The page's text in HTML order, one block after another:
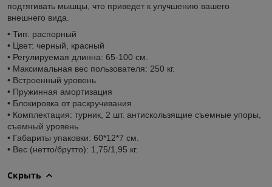
подтягивать мышцы, что приведет к улучшению вашего
внешнего вида.
• Тип: распорный
• Цвет: черный, красный
• Регулируемая длинна: 65-100 см.
• Максимальная вес пользователя: 250 кг.
• Встроенный уровень
• Пружинная амортизация
• Блокировка от раскручивания
• Комплектация: турник, 2 шт. антискользящие съемные упоры,
съемный уровень
• Габариты упаковки: 60*12*7 см.
• Вес (нетто/брутто): 1,75/1,95 кг.
Скрыть